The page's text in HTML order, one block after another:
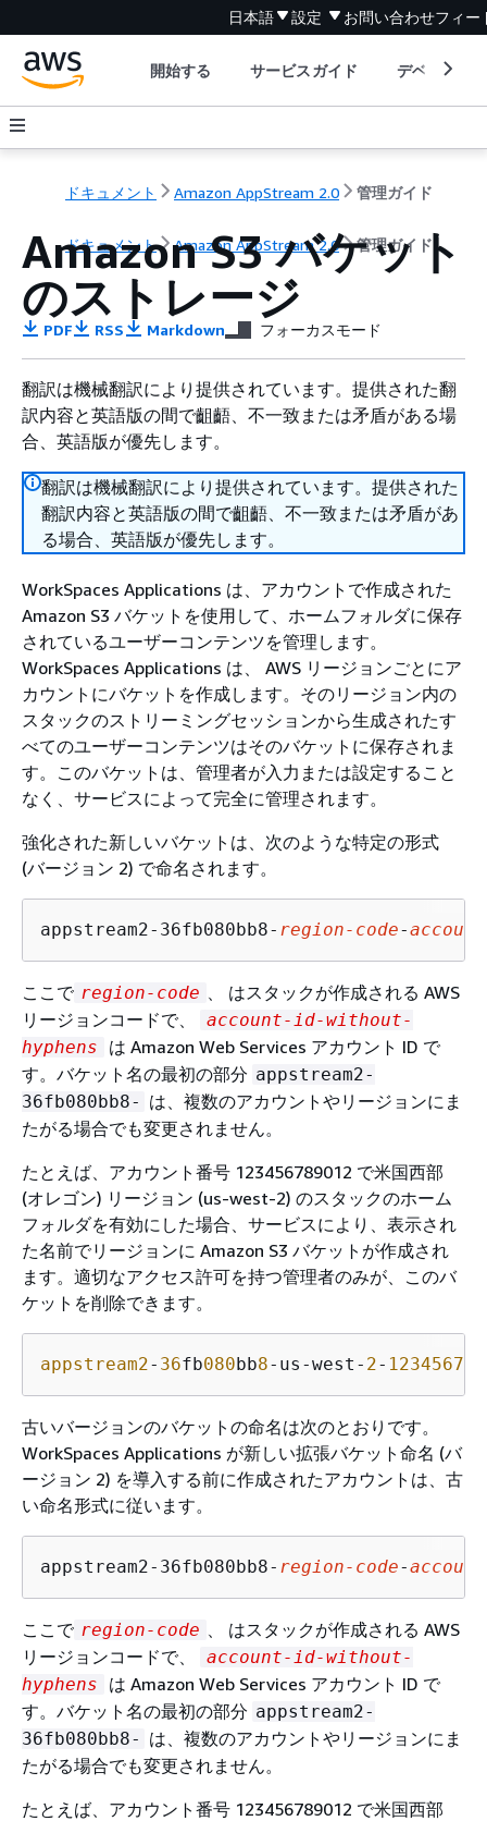
日本語 設定 お問い合わせフィー
開始する サービスガイド デベロッパ
ドキュメント Amazon AppStream 2.0 管理ガイド
ドキュメント Amazon AppStream 2.0 管理ガイド
Amazon S3 バケット
のストレージ
PDF RSS Markdown フォーカスモード
翻訳は機械翻訳により提供されています。提供された翻
訳内容と英語版の間で齟齬、不一致または矛盾がある場
合、英語版が優先します。
翻訳は機械翻訳により提供されています。提供された
翻訳内容と英語版の間で齟齬、不一致または矛盾があ
る場合、英語版が優先します。
WorkSpaces Applications は、アカウントで作成された
Amazon S3 バケットを使用して、ホームフォルダに保存
されているユーザーコンテンツを管理します。
WorkSpaces Applications は、 AWS リージョンごとにア
カウントにバケットを作成します。そのリージョン内の
スタックのストリーミングセッションから生成されたす
べてのユーザーコンテンツはそのバケットに保存されま
す。このバケットは、管理者が入力または設定すること
なく、サービスによって完全に管理されます。
強化された新しいバケットは、次のような特定の形式
(バージョン 2) で命名されます。
appstream2-36fb080bb8- region-code-
ここで region-code 、 はスタックが作成される AWS
リージョンコードで、
account-id-without-
hyphens
は Amazon Web Services アカウント ID で
す。バケット名の最初の部分 appstream2-
36fb080bb8- は、複数のアカウントやリージョンにま
たがる場合でも変更されません。
たとえば、アカウント番号 123456789012 で米国西部
(オレゴン) リージョン (us-west-2) のスタックのホーム
フォルダを有効にした場合、サービスにより、表示され
た名前でリージョンに Amazon S3 バケットが作成され
ます。適切なアクセス許可を持つ管理者のみが、このバ
ケットを削除できます。
appstream2- 36fb080bb8-us-west- 2-
古いバージョンのバケットの命名は次のとおりです。
WorkSpaces Applications が新しい拡張バケット命名 (バ
ージョン 2) を導入する前に作成されたアカウントは、古
い命名形式に従います。
appstream2-36fb080bb8- region-code-
ここで region-code 、 はスタックが作成される AWS
リージョンコードで、
account-id-without-
hyphens
は Amazon Web Services アカウント ID で
す。バケット名の最初の部分 appstream2-
36fb080bb8- は、複数のアカウントやリージョンにま
たがる場合でも変更されません。
たとえば、アカウント番号 123456789012 で米国西部